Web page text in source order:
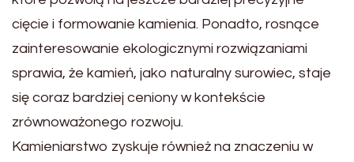
cięcie i formowanie kamienia. Ponadto, rosnące
zainteresowanie ekologicznymi rozwiązaniami
sprawia, że kamień, jako naturalny surowiec, staje
się coraz bardziej ceniony w kontekście
zrównoważonego rozwoju.
Kamieniarstwo zyskuje również na znaczeniu w